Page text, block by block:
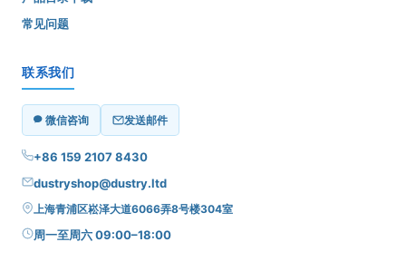
常见问题
联系我们
微信咨询 发送邮件
+86 159 2107 8430
dustryshop@dustry.ltd
上海青浦区崧泽大道6066弄8号楼304室
周一至周六 09:00–18:00